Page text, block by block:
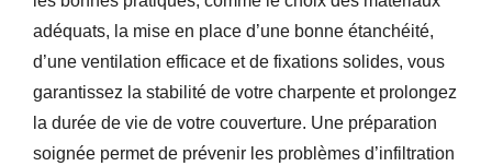
adéquats, la mise en place d’une bonne étanchéité,
d’une ventilation efficace et de fixations solides, vous
garantissez la stabilité de votre charpente et prolongez
la durée de vie de votre couverture. Une préparation
soignée permet de prévenir les problèmes d’infiltration